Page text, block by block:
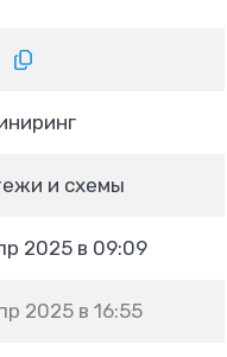
и схемы
2025 в 09:09
2025 в 16:55